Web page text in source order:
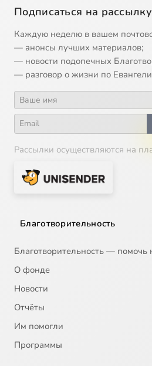
Подписаться на
Каждую неделю в вашем
— анонсы лучших материалов;
— новости подопечных
— разговор о жизни по
Рассылки осуществляются на
Благотворительность
Благотворительность —
О фонде
Новости
Отчёты
Им помогли
Программы